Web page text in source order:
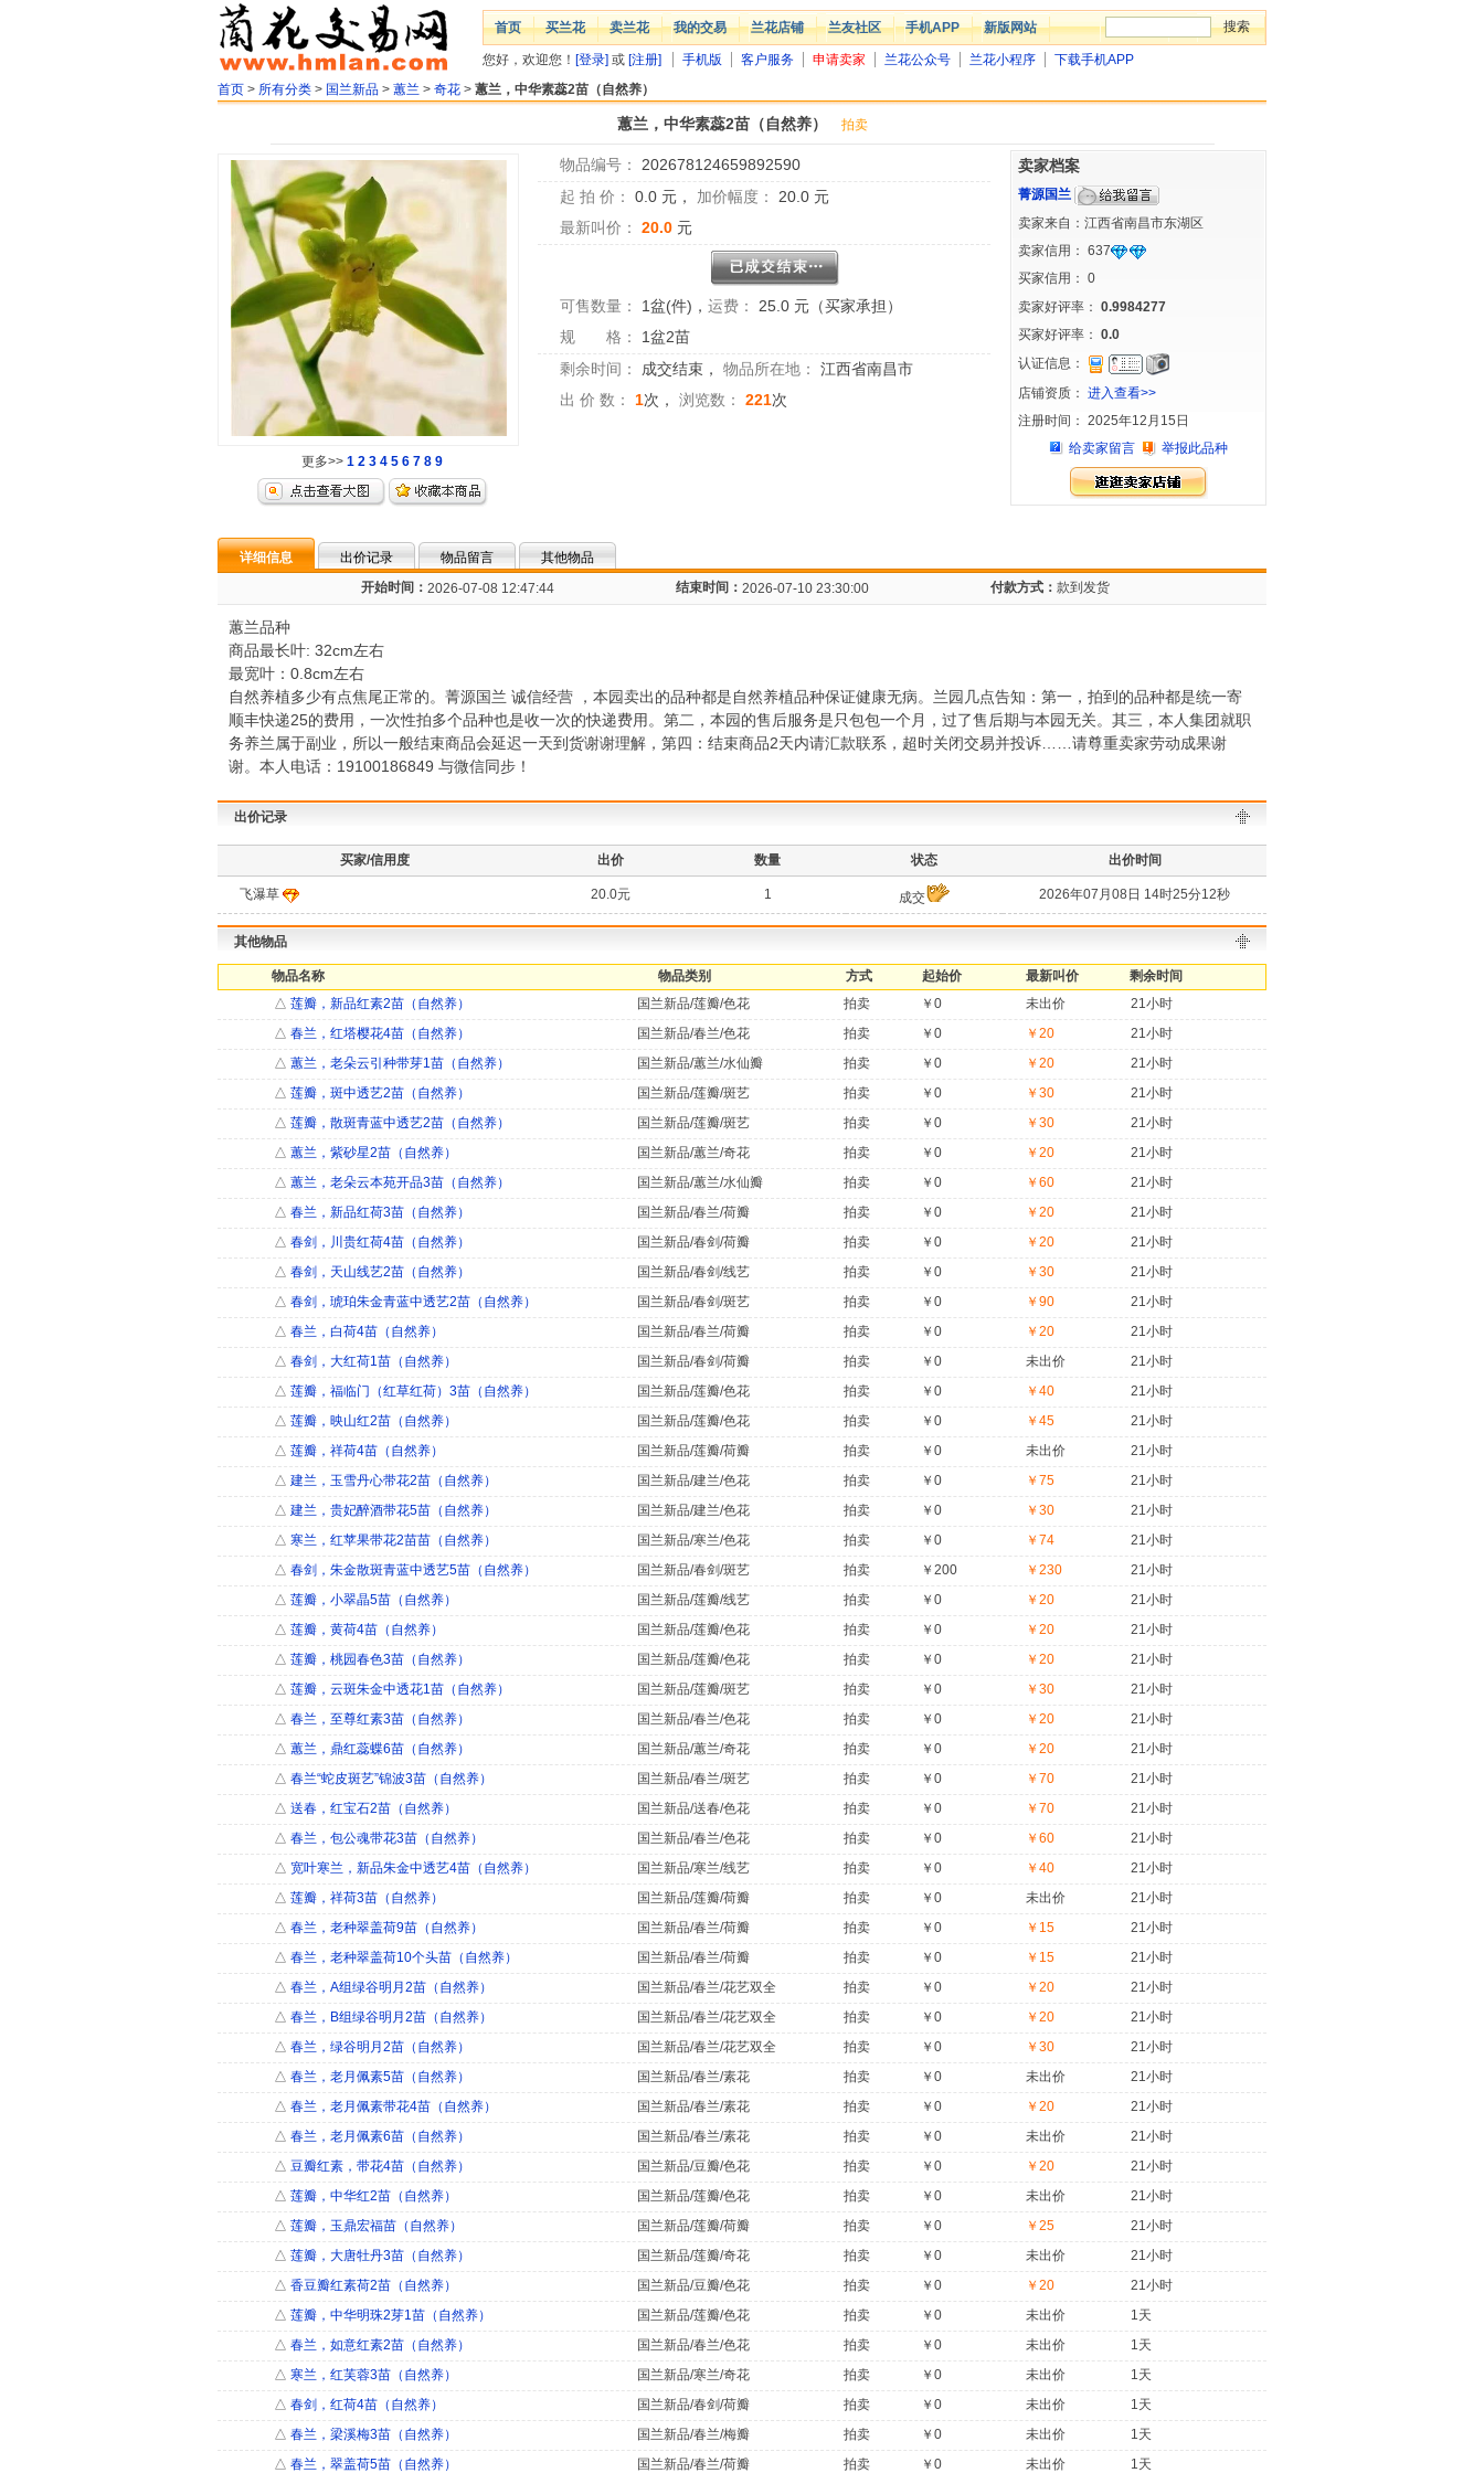
首页 买兰花 卖兰花 我的交易 兰花店铺 兰友社区 手机APP 新版网站
您好，欢迎您！ [登录] 或 [注册] 手机版 客户服务 申请卖家 兰花公众号 兰花小程序
下载手机APP
首页 > 所有分类 > 国兰新品 > 蕙兰 > 奇花 > 蕙兰，中华素蕊2苗（自然养）
蕙兰，中华素蕊2苗（自然养） 拍卖
更多>> 1 2 3 4 5 6 7 8 9
物品编号：
202678124659892590
起 拍 价：
0.0 元， 加价幅度： 20.0 元
最新叫价：
20.0 元
可售数量： 1盆(件) ， 运费：
25.0 元（买家承担）
规 格：
1盆2苗
剩余时间：
成交结束 ， 物品所在地：
江西省南昌市
出 价 数：
1次， 浏览数： 221次
卖家档案
菁源国兰
卖家来自：江西省南昌市东湖区
卖家信用： 637
买家信用： 0
卖家好评率： 0.9984277
买家好评率： 0.0
认证信息：
店铺资质： 进入查看>>
注册时间： 2025年12月15日
给卖家留言
举报此品种
详细信息 出价记录 物品留言
其他物品
开始时间： 2026-07-08 12:47:44 结束时间： 2026-07-10 23:30:00 付款方式： 款到发货
蕙兰品种
商品最长叶: 32cm左右
最宽叶：0.8cm左右
自然养植多少有点焦尾正常的。菁源国兰 诚信经营 ，本园卖出的品种都是自然养植品种保证健康无病。兰园几点告知：第一，拍到的品种都是统一寄
顺丰快递25的费用，一次性拍多个品种也是收一次的快递费用。第二，本园的售后服务是只包包一个月，过了售后期与本园无关。其三，本人集团就职
务养兰属于副业，所以一般结束商品会延迟一天到货谢谢理解，第四：结束商品2天内请汇款联系，超时关闭交易并投诉……请尊重卖家劳动成果谢
谢。本人电话：19100186849 与微信同步！
出价记录
买家/信用度 出价 数量 状态 出价时间
飞瀑草 20.0元 1 成交 2026年07月08日 14时25分12秒
其他物品
物品名称 物品类别 方式 起始价 最新叫价
剩余时间
△ 莲瓣，新品红素2苗（自然养） 国兰新品/莲瓣/色花 拍卖 ￥0 未出价
21小时
△ 春兰，红塔樱花4苗（自然养） 国兰新品/春兰/色花 拍卖 ￥0 ￥20
21小时
△ 蕙兰，老朵云引种带芽1苗（自然养） 国兰新品/蕙兰/水仙瓣 拍卖 ￥0 ￥20
21小时
△ 莲瓣，斑中透艺2苗（自然养） 国兰新品/莲瓣/斑艺 拍卖 ￥0 ￥30
21小时
△ 莲瓣，散斑青蓝中透艺2苗（自然养） 国兰新品/莲瓣/斑艺 拍卖 ￥0 ￥30
21小时
△ 蕙兰，紫砂星2苗（自然养） 国兰新品/蕙兰/奇花 拍卖 ￥0 ￥20
21小时
△ 蕙兰，老朵云本苑开品3苗（自然养） 国兰新品/蕙兰/水仙瓣 拍卖 ￥0 ￥60
21小时
△ 春兰，新品红荷3苗（自然养） 国兰新品/春兰/荷瓣 拍卖 ￥0 ￥20
21小时
△ 春剑，川贵红荷4苗（自然养） 国兰新品/春剑/荷瓣 拍卖 ￥0 ￥20
21小时
△ 春剑，天山线艺2苗（自然养） 国兰新品/春剑/线艺 拍卖 ￥0 ￥30
21小时
△ 春剑，琥珀朱金青蓝中透艺2苗（自然养） 国兰新品/春剑/斑艺 拍卖 ￥0 ￥90
21小时
△ 春兰，白荷4苗（自然养） 国兰新品/春兰/荷瓣 拍卖 ￥0 ￥20
21小时
△ 春剑，大红荷1苗（自然养） 国兰新品/春剑/荷瓣 拍卖 ￥0 未出价
21小时
△ 莲瓣，福临门（红草红荷）3苗（自然养） 国兰新品/莲瓣/色花 拍卖 ￥0 ￥40
21小时
△ 莲瓣，映山红2苗（自然养） 国兰新品/莲瓣/色花 拍卖 ￥0 ￥45
21小时
△ 莲瓣，祥荷4苗（自然养） 国兰新品/莲瓣/荷瓣 拍卖 ￥0 未出价
21小时
△ 建兰，玉雪丹心带花2苗（自然养） 国兰新品/建兰/色花 拍卖 ￥0 ￥75
21小时
△ 建兰，贵妃醉酒带花5苗（自然养） 国兰新品/建兰/色花 拍卖 ￥0 ￥30
21小时
△ 寒兰，红苹果带花2苗苗（自然养） 国兰新品/寒兰/色花 拍卖 ￥0 ￥74
21小时
△ 春剑，朱金散斑青蓝中透艺5苗（自然养） 国兰新品/春剑/斑艺 拍卖 ￥200 ￥230
21小时
△ 莲瓣，小翠晶5苗（自然养） 国兰新品/莲瓣/线艺 拍卖 ￥0 ￥20
21小时
△ 莲瓣，黄荷4苗（自然养） 国兰新品/莲瓣/色花 拍卖 ￥0 ￥20
21小时
△ 莲瓣，桃园春色3苗（自然养） 国兰新品/莲瓣/色花 拍卖 ￥0 ￥20
21小时
△ 莲瓣，云斑朱金中透花1苗（自然养） 国兰新品/莲瓣/斑艺 拍卖 ￥0 ￥30
21小时
△ 春兰，至尊红素3苗（自然养） 国兰新品/春兰/色花 拍卖 ￥0 ￥20
21小时
△ 蕙兰，鼎红蕊蝶6苗（自然养） 国兰新品/蕙兰/奇花 拍卖 ￥0 ￥20
21小时
△ 春兰“蛇皮斑艺”锦波3苗（自然养） 国兰新品/春兰/斑艺 拍卖 ￥0 ￥70
21小时
△ 送春，红宝石2苗（自然养） 国兰新品/送春/色花 拍卖 ￥0 ￥70
21小时
△ 春兰，包公魂带花3苗（自然养） 国兰新品/春兰/色花 拍卖 ￥0 ￥60
21小时
△ 宽叶寒兰，新品朱金中透艺4苗（自然养） 国兰新品/寒兰/线艺 拍卖 ￥0 ￥40
21小时
△ 莲瓣，祥荷3苗（自然养） 国兰新品/莲瓣/荷瓣 拍卖 ￥0 未出价
21小时
△ 春兰，老种翠盖荷9苗（自然养） 国兰新品/春兰/荷瓣 拍卖 ￥0 ￥15
21小时
△ 春兰，老种翠盖荷10个头苗（自然养） 国兰新品/春兰/荷瓣 拍卖 ￥0 ￥15
21小时
△ 春兰，A组绿谷明月2苗（自然养） 国兰新品/春兰/花艺双全 拍卖 ￥0 ￥20
21小时
△ 春兰，B组绿谷明月2苗（自然养） 国兰新品/春兰/花艺双全 拍卖 ￥0 ￥20
21小时
△ 春兰，绿谷明月2苗（自然养） 国兰新品/春兰/花艺双全 拍卖 ￥0 ￥30
21小时
△ 春兰，老月佩素5苗（自然养） 国兰新品/春兰/素花 拍卖 ￥0 未出价
21小时
△ 春兰，老月佩素带花4苗（自然养） 国兰新品/春兰/素花 拍卖 ￥0 ￥20
21小时
△ 春兰，老月佩素6苗（自然养） 国兰新品/春兰/素花 拍卖 ￥0 未出价
21小时
△ 豆瓣红素，带花4苗（自然养） 国兰新品/豆瓣/色花 拍卖 ￥0 ￥20
21小时
△ 莲瓣，中华红2苗（自然养） 国兰新品/莲瓣/色花 拍卖 ￥0 未出价
21小时
△ 莲瓣，玉鼎宏福苗（自然养） 国兰新品/莲瓣/荷瓣 拍卖 ￥0 ￥25
21小时
△ 莲瓣，大唐牡丹3苗（自然养） 国兰新品/莲瓣/奇花 拍卖 ￥0 未出价
21小时
△ 香豆瓣红素荷2苗（自然养） 国兰新品/豆瓣/色花 拍卖 ￥0 ￥20
21小时
△ 莲瓣，中华明珠2芽1苗（自然养） 国兰新品/莲瓣/色花 拍卖 ￥0 未出价
1天
△ 春兰，如意红素2苗（自然养） 国兰新品/春兰/色花 拍卖 ￥0 未出价
1天
△ 寒兰，红芙蓉3苗（自然养） 国兰新品/寒兰/奇花 拍卖 ￥0 未出价
1天
△ 春剑，红荷4苗（自然养） 国兰新品/春剑/荷瓣 拍卖 ￥0 未出价
1天
△ 春兰，梁溪梅3苗（自然养） 国兰新品/春兰/梅瓣 拍卖 ￥0 未出价
1天
△ 春兰，翠盖荷5苗（自然养） 国兰新品/春兰/荷瓣 拍卖 ￥0 未出价 1天